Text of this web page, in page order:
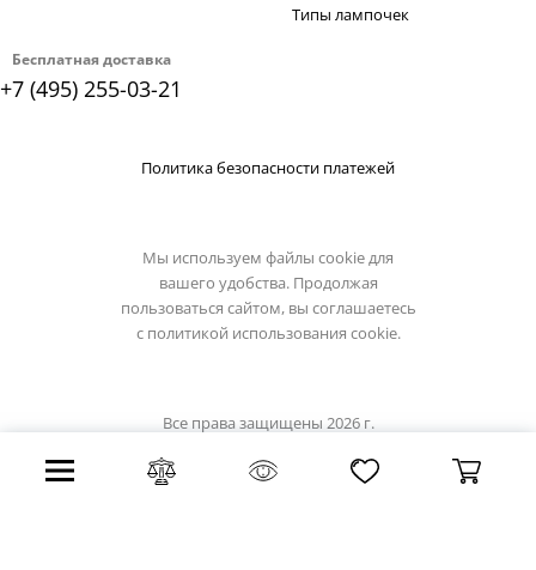
Бесплатная доставка
+7 (495) 255-03-21
Типы лампочек
Политика безопасности платежей
Мы используем файлы cookie для
вашего удобства. Продолжая
пользоваться сайтом, вы соглашаетесь
с политикой использования cookie.
Все права защищены 2026 г.